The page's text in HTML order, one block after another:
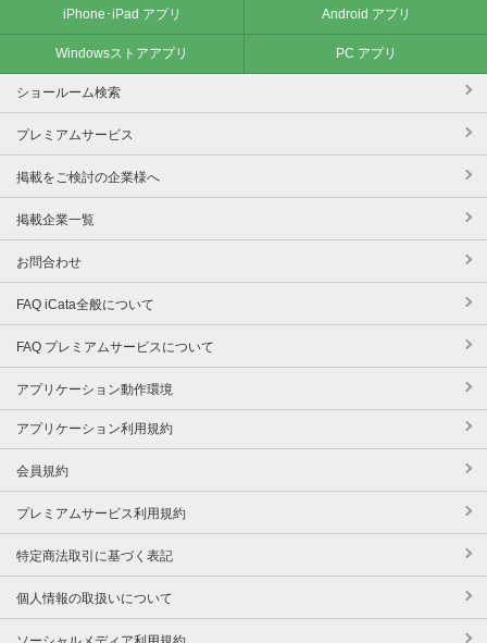
iPhone･iPad アプリ Android アプリ
Windowsストアアプリ PC アプリ
ショールーム検索
プレミアムサービス
掲載をご検討の企業様へ
掲載企業一覧
お問合わせ
FAQ iCata全般について
FAQ プレミアムサービスについて
アプリケーション動作環境
アプリケーション利用規約
会員規約
プレミアムサービス利用規約
特定商法取引に基づく表記
個人情報の取扱いについて